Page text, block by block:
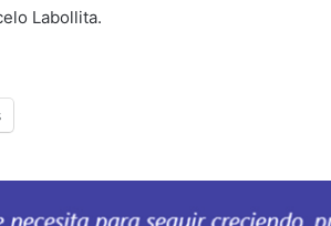
Labollita.